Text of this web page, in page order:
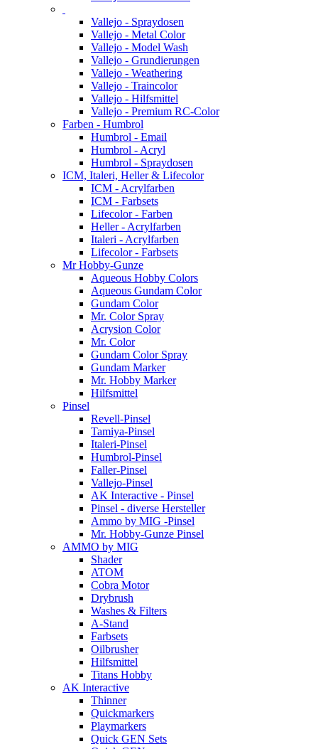
Vallejo - Spraydosen
Vallejo - Metal Color
Vallejo - Model Wash
Vallejo - Grundierungen
Vallejo - Weathering
Vallejo - Traincolor
Vallejo - Hilfsmittel
Vallejo - Premium RC-Color
Farben - Humbrol
Humbrol - Email
Humbrol - Acryl
Humbrol - Spraydosen
ICM, Italeri, Heller & Lifecolor
ICM - Acrylfarben
ICM - Farbsets
Lifecolor - Farben
Heller - Acrylfarben
Italeri - Acrylfarben
Lifecolor - Farbsets
Mr Hobby-Gunze
Aqueous Hobby Colors
Aqueous Gundam Color
Gundam Color
Mr. Color Spray
Acrysion Color
Mr. Color
Gundam Color Spray
Gundam Marker
Mr. Hobby Marker
Hilfsmittel
Pinsel
Revell-Pinsel
Tamiya-Pinsel
Italeri-Pinsel
Humbrol-Pinsel
Faller-Pinsel
Vallejo-Pinsel
AK Interactive - Pinsel
Pinsel - diverse Hersteller
Ammo by MIG -Pinsel
Mr. Hobby-Gunze Pinsel
AMMO by MIG
Shader
ATOM
Cobra Motor
Drybrush
Washes & Filters
A-Stand
Farbsets
Oilbrusher
Hilfsmittel
Titans Hobby
AK Interactive
Thinner
Quickmarkers
Playmarkers
Quick GEN Sets